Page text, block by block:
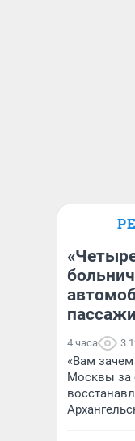
4 часа 3
«Вам
Москвы за